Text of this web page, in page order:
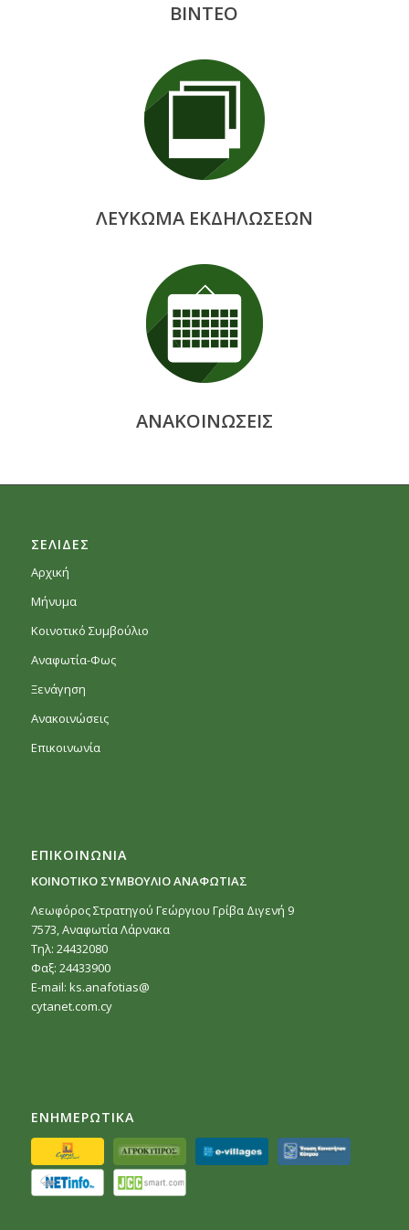
ΒΙΝΤΕΟ
ΛΕΥΚΩΜΑ ΕΚΔΗΛΩΣΕΩΝ
ΑΝΑΚΟΙΝΩΣΕΙΣ
ΣΕΛΙΔΕΣ
Αρχική
Μήνυμα
Κοινοτικό Συμβούλιο
Αναφωτία-Φως
Ξενάγηση
Ανακοινώσεις
Επικοινωνία
ΕΠΙΚΟΙΝΩΝΙΑ
ΚΟΙΝΟΤΙΚΟ ΣΥΜΒΟΥΛΙΟ ΑΝΑΦΩΤΙΑΣ
Λεωφόρος Στρατηγού Γεώργιου Γρίβα Διγενή 9
7573, Αναφωτία Λάρνακα
Τηλ: 24432080
Φαξ: 24433900
E-mail: ks.anafotias@
cytanet.com.cy
ΕΝΗΜΕΡΩΤΙΚΑ